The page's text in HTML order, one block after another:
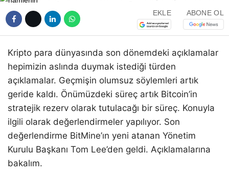
EKLE ABONE OL
Kripto para dünyasında son dönemdeki açıklamalar
hepimizin aslında duymak istediği türden
açıklamalar. Geçmişin olumsuz söylemleri artık
geride kaldı. Önümüzdeki süreç artık Bitcoin’in
stratejik rezerv olarak tutulacağı bir süreç. Konuyla
ilgili olarak değerlendirmeler yapılıyor. Son
değerlendirme BitMine’ın yeni atanan Yönetim
Kurulu Başkanı Tom Lee’den geldi. Açıklamalarına
bakalım.